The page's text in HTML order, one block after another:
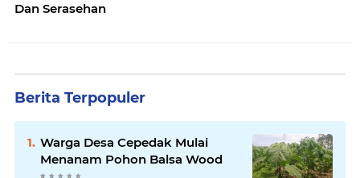
Dan Serasehan
Berita Terpopuler
Warga Desa Cepedak Mulai
Menanam Pohon Balsa Wood